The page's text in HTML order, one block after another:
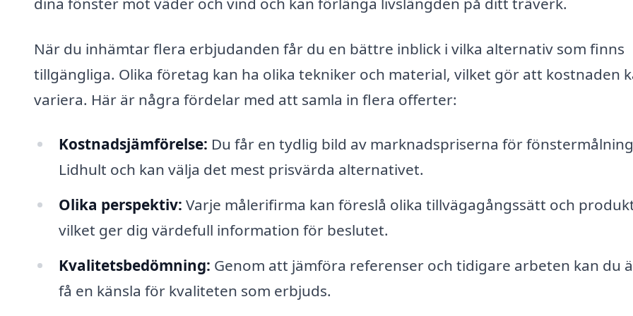
När du inhämtar flera erbjudanden får du en bättre inblick i vilka alternativ som finns
tillgängliga. Olika företag kan ha olika tekniker och material, vilket gör att kostnaden
variera. Här är några fördelar med att samla in flera offerter:
Kostnadsjämförelse: Du får en tydlig bild av marknadspriserna för
Lidhult och kan välja det mest prisvärda alternativet.
Olika perspektiv: Varje målerifirma kan föreslå olika tillvägagångssätt och
vilket ger dig värdefull information för beslutet.
Kvalitetsbedömning: Genom att jämföra referenser och tidigare arbeten kan du
få en känsla för kvaliteten som erbjuds.